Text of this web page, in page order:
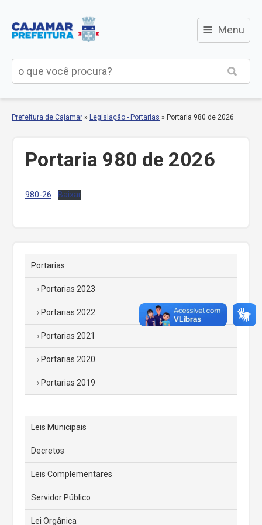
≡ Menu
Prefeitura de Cajamar » Legislação - Portarias » Portaria 980 de 2026
Portaria 980 de 2026
980-26 Baixar
Portarias
Portarias 2023
Portarias 2022
Portarias 2021
Portarias 2020
Portarias 2019
Leis Municipais
Decretos
Leis Complementares
Servidor Público
Lei Orgânica